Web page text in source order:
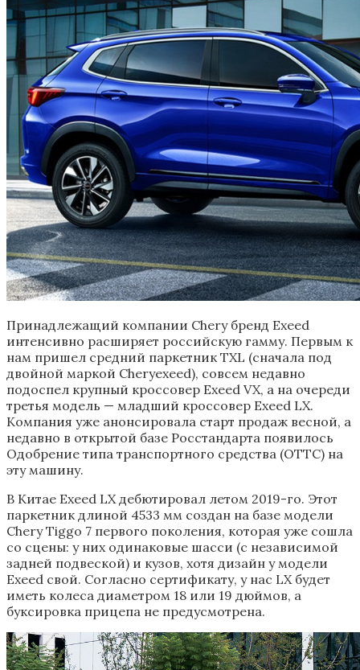
Принадлежащий компании Chery бренд Exeed
интенсивно расширяет российскую гамму. Первым к
нам пришел средний паркетник TXL (сначала под
двойной маркой Cheryexeed), совсем недавно
подоспел крупный кроссовер Exeed VX, а на очереди
третья модель — младший кроссовер Exeed LX.
Компания уже анонсировала старт продаж весной, а
недавно в открытой базе Росстандарта появилось
Одобрение типа транспортного средства (ОТТС) на
эту машину.
В Китае Exeed LX дебютировал летом 2019-го. Этот
паркетник длиной 4533 мм создан на базе модели
Chery Tiggo 7 первого поколения, которая уже сошла
со сцены: у них одинаковые шасси (с независимой
задней подвеской) и кузов, хотя дизайн у модели
Exeed свой. Согласно сертификату, у нас LX будет
иметь колеса диаметром 18 или 19 дюймов, а
буксировка прицепа не предусмотрена.